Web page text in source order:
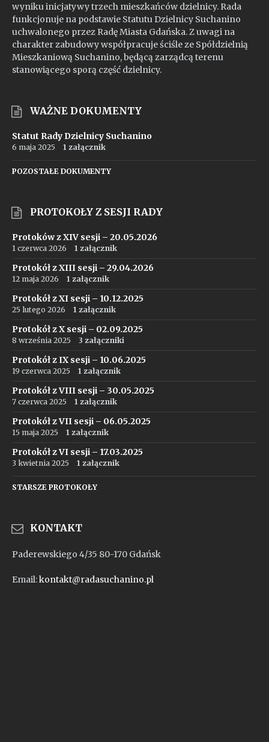
wyniku inicjatywy trzech mieszkańców dzielnicy. Rada
funkcjonuje na podstawie Statutu Dzielnicy Suchanino
uchwalonego przez Radę Miasta Gdańska. Z uwagi na
charakter zabudowy współpracuje ściśle ze Spółdzielnią
Mieszkaniową Suchanino, będącą zarządcą terenu
stanowiącego sporą część dzielnicy.
WAŻNE DOKUMENTY
Statut Rady Dzielnicy Suchanino
6 maja 2025 1 załącznik
POZOSTAŁE DOKUMENTY
PROTOKOŁY Z SESJI RADY
Protoków z XIV sesji – 20.05.2026
1 czerwca 2026 1 załącznik
Protokół z XIII sesji – 29.04.2026
12 maja 2026 1 załącznik
Protokół z XI sesji – 10.12.2025
25 lutego 2026 1 załącznik
Protokół z X sesji – 02.09.2025
8 września 2025 3 załączniki
Protokół z IX sesji – 10.06.2025
19 czerwca 2025 1 załącznik
Protokół z VIII sesji – 30.05.2025
7 czerwca 2025 1 załącznik
Protokół z VII sesji – 06.05.2025
15 maja 2025 1 załącznik
Protokół z VI sesji – 17.03.2025
3 kwietnia 2025 1 załącznik
STARSZE PROTOKOŁY
KONTAKT
Paderewskiego 4/35 80-170 Gdańsk
Email:kontakt@radasuchanino.pl